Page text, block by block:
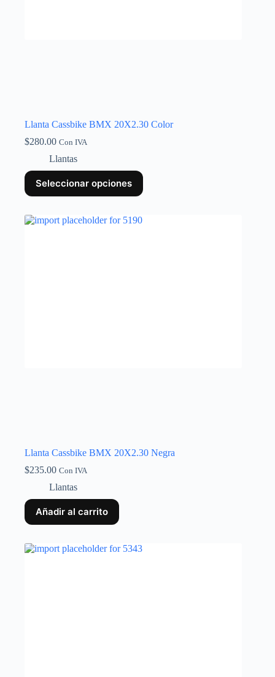
Llanta Cassbike BMX 20X2.30 Color
$280.00 Con IVA
Llantas
Seleccionar opciones
Llanta Cassbike BMX 20X2.30 Negra
$235.00 Con IVA
Llantas
Añadir al carrito